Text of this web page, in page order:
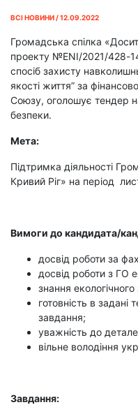
ВСІ НОВИНИ / 12.09.2022
Громадська спілка
проекту №ENI/2021/428-
спосіб захисту
якості життя” за
Союзу, оголошує тендер
безпеки.
Мета:
Підтримка діяльності
Кривий Ріг» на період
Вимоги до кандидата/
досвід роботи за
досвід роботи з ГО
знання
готовність в задані
завдання;
уважність до
вільне володіння
Завдання: